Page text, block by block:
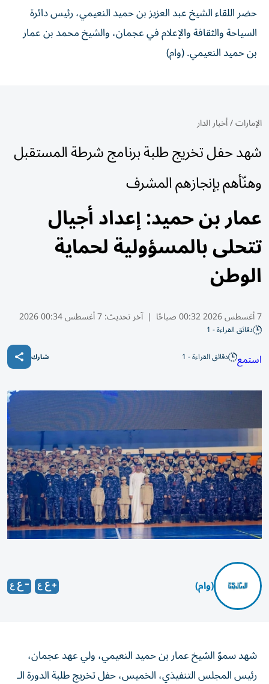
حضر اللقاء الشيخ عبد العزيز بن حميد النعيمي، رئيس دائرة
السياحة والثقافة والإعلام في عجمان، والشيخ محمد بن عمار
بن حميد النعيمي. (وام)
الإمارات/أخبار الدار
شهد حفل تخريج طلبة برنامج شرطة المستقبل
وهنّأهم بإنجازهم المشرف
عمار بن حميد: إعداد أجيال
تتحلى بالمسؤولية لحماية
الوطن
7 أغسطس 2026 00:32 صباحًا | آخر تحديث:7 أغسطس 00:34 2026
دقائق القراءة - 1
استمع دقائق القراءة - 1 شارك
(وام)
رئيس المجلس التنفيذي، الخميس، حفل تخريج طلبة الدورة الـ